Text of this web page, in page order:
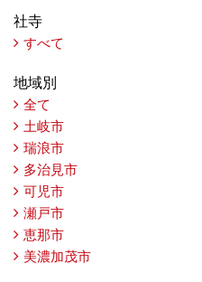
社寺
すべて
地域別
全て
土岐市
瑞浪市
多治見市
可児市
瀬戸市
恵那市
美濃加茂市